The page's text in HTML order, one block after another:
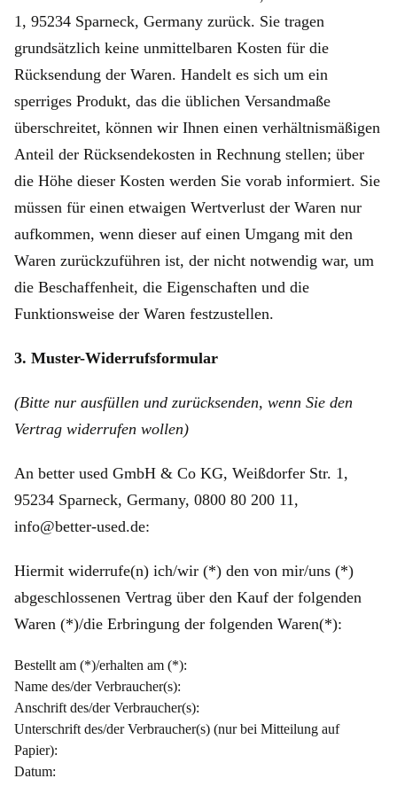
1, 95234 Sparneck, Germany zurück. Sie tragen
grundsätzlich keine unmittelbaren Kosten für die
Rücksendung der Waren. Handelt es sich um ein
sperriges Produkt, das die üblichen Versandmaße
überschreitet, können wir Ihnen einen verhältnismäßigen
Anteil der Rücksendekosten in Rechnung stellen; über
die Höhe dieser Kosten werden Sie vorab informiert. Sie
müssen für einen etwaigen Wertverlust der Waren nur
aufkommen, wenn dieser auf einen Umgang mit den
Waren zurückzuführen ist, der nicht notwendig war, um
die Beschaffenheit, die Eigenschaften und die
Funktionsweise der Waren festzustellen.
3. Muster-Widerrufsformular
(Bitte nur ausfüllen und zurücksenden, wenn Sie den
Vertrag widerrufen wollen)
An better used GmbH & Co KG, Weißdorfer Str. 1,
95234 Sparneck, Germany, 0800 80 200 11,
info@better-used.de:
Hiermit widerrufe(n) ich/wir (*) den von mir/uns (*)
abgeschlossenen Vertrag über den Kauf der folgenden
Waren (*)/die Erbringung der folgenden Waren(*):
Bestellt am (*)/erhalten am (*):
Name des/der Verbraucher(s):
Anschrift des/der Verbraucher(s):
Unterschrift des/der Verbraucher(s) (nur bei Mitteilung auf
Papier):
Datum: